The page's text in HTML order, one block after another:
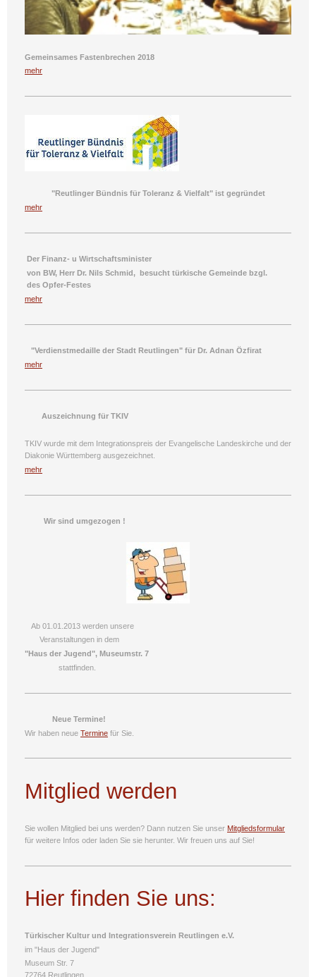
Gemeinsames Fastenbrechen 2018
mehr
"Reutlinger Bündnis für Toleranz & Vielfalt" ist gegründet
mehr
Der Finanz- u Wirtschaftsminister
von BW, Herr Dr. Nils Schmid, besucht türkische Gemeinde bzgl.
des Opfer-Festes
mehr
"Verdienstmedaille der Stadt Reutlingen" für Dr. Adnan Özfirat
mehr
Auszeichnung für TKIV
TKIV wurde mit dem Integrationspreis der Evangelische Landeskirche und der
Diakonie Württemberg ausgezeichnet.
mehr
Wir sind umgezogen !
Ab 01.01.2013 werden unsere
Veranstaltungen in dem
"Haus der Jugend", Museumstr. 7
stattfinden.
Neue Termine!
Wir haben neue Termine für Sie.
Mitglied werden
Sie wollen Mitglied bei uns werden? Dann nutzen Sie unser Mitgliedsformular
für weitere Infos oder laden Sie sie herunter. Wir freuen uns auf Sie!
Hier finden Sie uns:
Türkischer Kultur und Integrationsverein Reutlingen e.V.
im "Haus der Jugend"
Museum Str. 7
72764 Reutlingen